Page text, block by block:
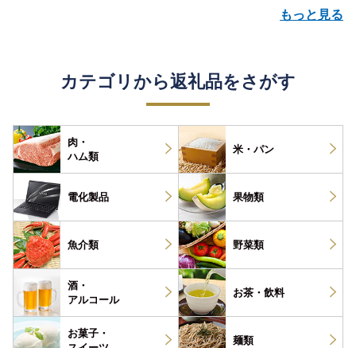
もっと見る
カテゴリから返礼品をさがす
肉・
ハム類
米・パン
電化製品 果物類
魚介類 野菜類
酒・
アルコール
お茶・ 飲料
お菓子・
麺類